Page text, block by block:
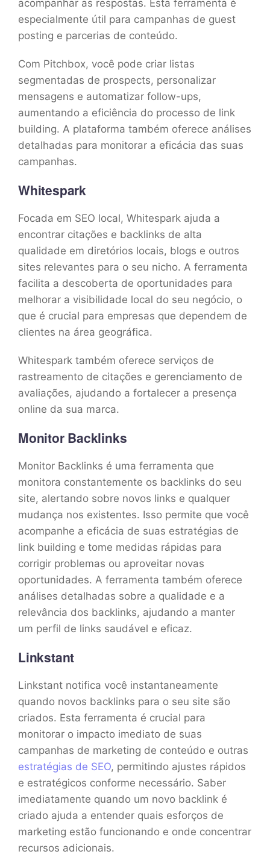
acompanhar as respostas. Esta ferramenta é
especialmente útil para campanhas de guest
posting e parcerias de conteúdo.
Com Pitchbox, você pode criar listas
segmentadas de prospects, personalizar
mensagens e automatizar follow-ups,
aumentando a eficiência do processo de link
building. A plataforma também oferece análises
detalhadas para monitorar a eficácia das suas
campanhas.
Whitespark
Focada em SEO local, Whitespark ajuda a
encontrar citações e backlinks de alta
qualidade em diretórios locais, blogs e outros
sites relevantes para o seu nicho. A ferramenta
facilita a descoberta de oportunidades para
melhorar a visibilidade local do seu negócio, o
que é crucial para empresas que dependem de
clientes na área geográfica.
Whitespark também oferece serviços de
rastreamento de citações e gerenciamento de
avaliações, ajudando a fortalecer a presença
online da sua marca.
Monitor Backlinks
Monitor Backlinks é uma ferramenta que
monitora constantemente os backlinks do seu
site, alertando sobre novos links e qualquer
mudança nos existentes. Isso permite que você
acompanhe a eficácia de suas estratégias de
link building e tome medidas rápidas para
corrigir problemas ou aproveitar novas
oportunidades. A ferramenta também oferece
análises detalhadas sobre a qualidade e a
relevância dos backlinks, ajudando a manter
um perfil de links saudável e eficaz.
Linkstant
Linkstant notifica você instantaneamente
quando novos backlinks para o seu site são
criados. Esta ferramenta é crucial para
monitorar o impacto imediato de suas
campanhas de marketing de conteúdo e outras
estratégias de SEO, permitindo ajustes rápidos
e estratégicos conforme necessário. Saber
imediatamente quando um novo backlink é
criado ajuda a entender quais esforços de
marketing estão funcionando e onde concentrar
recursos adicionais.